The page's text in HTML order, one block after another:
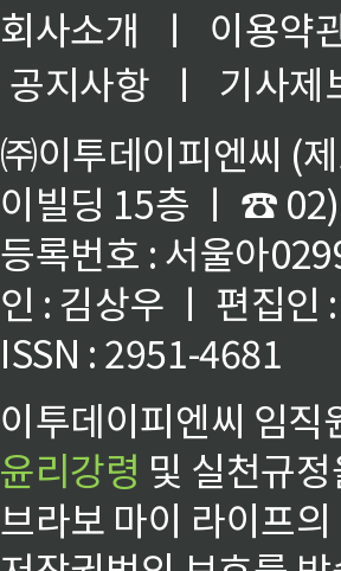
회사소개 ㅣ
이용약
공지사항
ㅣ
기사제
㈜이투데이피엔씨 (
이빌딩 15층 ㅣ ☎
등록번호 : 서울아
인 : 김상우 ㅣ 편집인
ISSN : 2951-4681
이투데이피엔씨 임
윤리강령 및 실천규
브라보 마이 라이프